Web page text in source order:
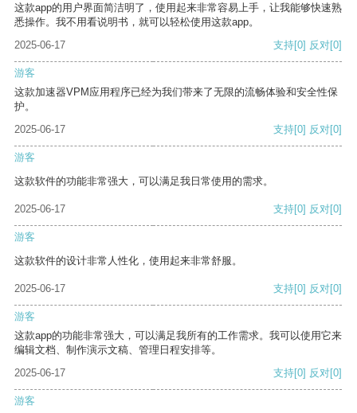
这款app的用户界面简洁明了，使用起来非常容易上手，让我能够快速熟
悉操作。我不用看说明书，就可以轻松使用这款app。
2025-06-17
支持[0] 反对[0]
游客
这款加速器VPM应用程序已经为我们带来了无限的流畅体验和安全性保
护。
2025-06-17
支持[0] 反对[0]
游客
这款软件的功能非常强大，可以满足我日常使用的需求。
2025-06-17 支持[0] 反对[0]
游客
这款软件的设计非常人性化，使用起来非常舒服。
2025-06-17 支持[0] 反对[0]
游客
这款app的功能非常强大，可以满足我所有的工作需求。我可以使用它来
编辑文档、制作演示文稿、管理日程安排等。
2025-06-17
支持[0] 反对[0]
游客